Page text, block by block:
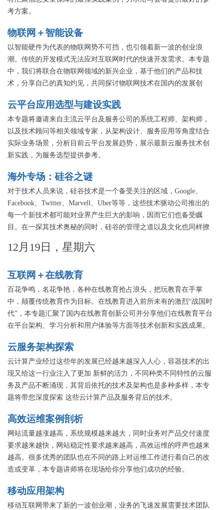
考方案。
物联网＋智能设备
以智能硬件为代表的物联网势不可挡，也引领着新一波的创业浪
潮。传统的开发模式无法应对互联网时代的快速开发需求。本专题
中，我们将联合在物联网领域的新兴企业，基于他们的产品和技
术，分享自己的真知灼见，共同探讨物联网技术在国内的发展创
云平台应用选型与建设实践
本专题将邀请来自主流云平台及服务公司的系统工程师、架构师，
以及技术顾问等相关领域专家，从架构设计、服务应用等角度结合
实际业务场景，分析目前云平台发展趋势，展示最新云服务技术创
新实践，为服务选型提供参考。
海外专场：硅谷之谜
对于技术人员来说，硅谷技术是一个备受关注的区域，Google、
Facebook、Twitter、Marvell、Uber等等，这些技术驱动公司推出的
每一个新技术都可能对业界产生巨大的影响，因而它们也备受瞩
目。在一探其技术奥秘的同时，硅谷的管理之道以及文化也同样撩
探求之路以及对硅谷文化的深层次认识揭示硅谷之谜。
12月19日，星期六
互联网＋在线教育
百花争鸣，名花争艳，各种在线教育抢占浪头，把玩教育在手掌
中，颠覆传统教育作为目标。在线教育进入前所未有的激烈“战国时
代”，本专题汇聚了国内在线教育创新公司并分享他们在线教育平台
在平台架构、学习分析和用户体验等方面等技术创新和实践成果。
云服务架构探索
云计算产业经过这些年的发展已经越来越深入人心，容器技术的出
现又给这一行业注入了更加 新鲜的活力，不同种类不同特性的云服
务及产品不断涌现，其背后依托的技术及架构也是多种多样，本专
题将带您深度探索 这些云计算产品及服务背后的技术。
高效运维案例剖析
网站流量越涨越高，系统规模越来越大，同时业务对产品交付速度
要求越来越快，网站稳定性要求越来越高，高效运维的呼声也越来
越高。很多优秀的团队也在不同的路上对运维工作进行着自己的改
造或变革，本专题讲师将在现场给你分享他们成功的经验。
移动应用架构
移动互联网带来了新的一波创业潮，业务的飞速发展需要技术团队